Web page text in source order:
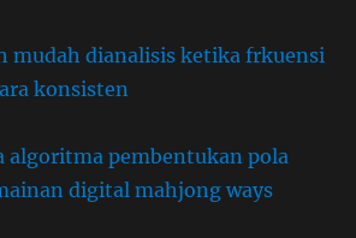
mudah dianalisis ketika frkuensi
konsisten
algoritma pembentukan pola
digital mahjong ways